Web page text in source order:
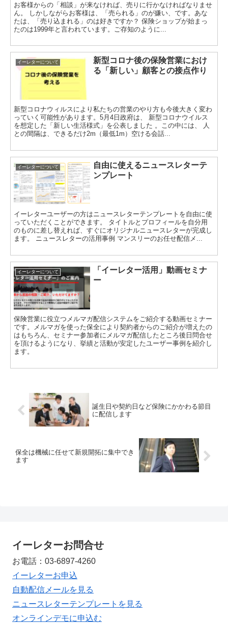
お客様からの「相談」が来なければ、売りに行かなければなりませ
ん。 しかしながらお客様は、「売られる」のが嫌い、です。あな
たは、「売り込まれる」のは好きですか？ 保険ショップが始まっ
たのは1999年と言われています。ご存知のように...
イーレターについて
新型コロナ後の保険営業におけ
る「新しい」顧客との接点作り
新型コロナウィルスにより私たちの営業のやり方も今後大きく変わ
っていく可能性があります。5月4日政府は、 新型コロナウイルス
を想定した「新しい生活様式」を公表しました 。この中には、 人
との間隔は、できるだけ2m（最低1m）空ける会話...
イーレターについて
自由に使えるニュースレターテ
ンプレート
イーレターユーザーの方はニュースレターテンプレートを自由に使
っていただくことができます。 タイトルとプロフィールを自分用
のものに差し替えれば、すぐにオリジナルニュースレターが完成し
ます。 ニュースレターの活用事例 マンスリーのお任せ配信メ...
イーレターについて
「イーレター活用」動画セミナ
ー
保険営業に役立つメルマガ配信システムをご紹介する動画セミナー
です。メルマガを使った保全により契約者からのご紹介が増えたの
はもちろん、セミナー参加者にメルマガ配信したところ後日問合せ
を頂けるようになり、挙績と活動が安定したユーザー事例を紹介し
ます。
誕生日や契約日など保険にかかわる節目
に配信します
保全は機械に任せて新規開拓に集中でき
ます
イーレターお問合せ
お電話：03-6897-4260
イーレターお申込
自動配信メールを見る
ニュースレターテンプレートを見る
オンラインデモに申込む